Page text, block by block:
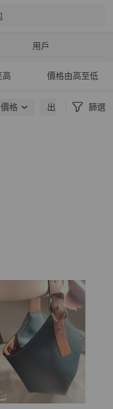
用戶
高 價格由高至低
價格 出貨地點 篩選